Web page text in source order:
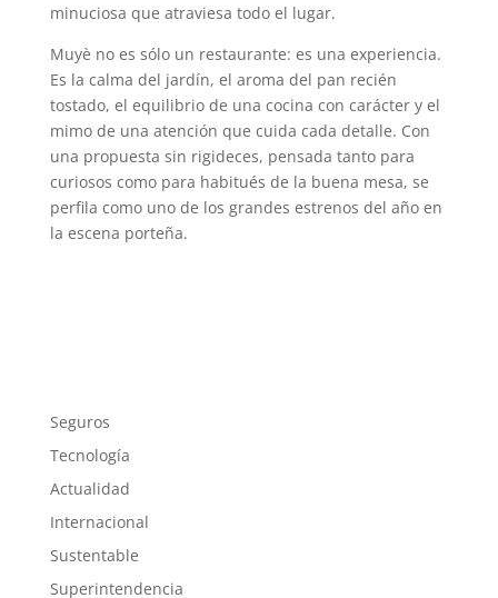
minuciosa que atraviesa todo el lugar.
Muyè no es sólo un restaurante: es una experiencia.
Es la calma del jardín, el aroma del pan recién
tostado, el equilibrio de una cocina con carácter y el
mimo de una atención que cuida cada detalle. Con
una propuesta sin rigideces, pensada tanto para
curiosos como para habitués de la buena mesa, se
perfila como uno de los grandes estrenos del año en
la escena porteña.
Seguros
Tecnología
Actualidad
Internacional
Sustentable
Superintendencia